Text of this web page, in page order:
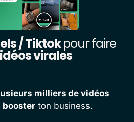
/ Tiktokpour faire
virales
milliers de vidéos
booster ton business.